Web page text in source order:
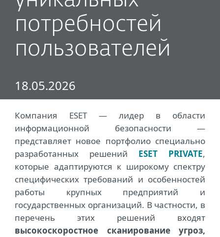
потребностей
пользователей
18.05.2026
Компания ESET — лидер в области
информационной безопасности —
представляет новое портфолио специально
разработанных решений ESET PRIVATE,
которые адаптируются к широкому спектру
специфических требований и особенностей
работы крупных предприятий и
государственных организаций. В частности, в
перечень этих решений входят
высокоскоростное сканирование угроз,